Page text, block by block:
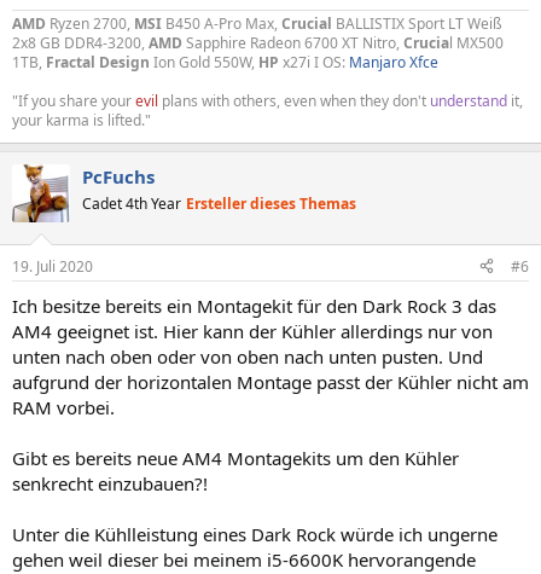
AMD Ryzen 2700, MSI B450 A-Pro Max, Crucial BALLISTIX Sport LT Weiß
2x8 GB DDR4-3200, AMD Sapphire Radeon 6700 XT Nitro, Crucial MX500
1TB, Fractal Design Ion Gold 550W, HP x27i I OS: Manjaro Xfce
"If you share yourevil plans with others, even when they don't understand it,
your karma is lifted."
PcFuchs
Cadet 4th Year Ersteller dieses Themas
19. Juli 2020 #6
Ich besitze bereits ein Montagekit für den Dark Rock 3 das
AM4 geeignet ist. Hier kann der Kühler allerdings nur von
unten nach oben oder von oben nach unten pusten. Und
aufgrund der horizontalen Montage passt der Kühler nicht am
RAM vorbei.
Gibt es bereits neue AM4 Montagekits um den Kühler
senkrecht einzubauen?!
Unter die Kühlleistung eines Dark Rock würde ich ungerne
gehen weil dieser bei meinem i5-6600K hervorangende